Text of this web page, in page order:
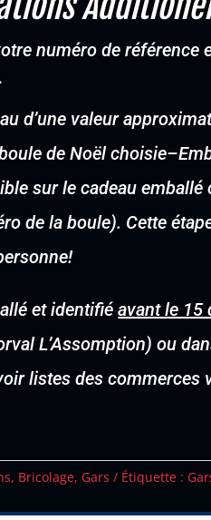
numéro de référence
d’une valeur
de Noël choisie–
sur le cadeau
de la boule). Cette
et identifiéavant le 15
L’Assomption) ou
listes des commerces
, Bricolage, Gars Étiquette :